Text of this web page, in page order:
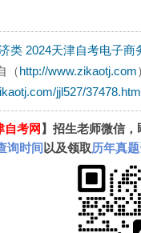
类 2024天津自考电子商
（http://www.zikaotj.com
jjl527/
自考网 】招生老师微信
询时间 以及领取历年真